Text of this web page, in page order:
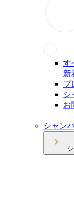
す
新
プ
シ
お
シャン